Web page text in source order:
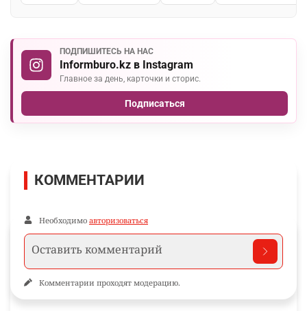
ПОДПИШИТЕСЬ НА НАС
Informburo.kz в Instagram
Главное за день, карточки и сторис.
Подписаться
КОММЕНТАРИИ
Необходимо авторизоваться
Комментарии проходят модерацию.